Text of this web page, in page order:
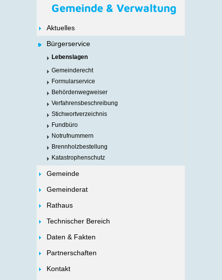
Gemeinde & Verwaltung
Aktuelles
Bürgerservice
Lebenslagen
Gemeinderecht
Formularservice
Behördenwegweiser
Verfahrensbeschreibung
Stichwortverzeichnis
Fundbüro
Notrufnummern
Brennholzbestellung
Katastrophenschutz
Gemeinde
Gemeinderat
Rathaus
Technischer Bereich
Daten & Fakten
Partnerschaften
Kontakt